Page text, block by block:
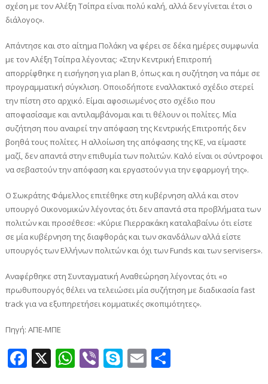
σχέση με τον Αλέξη Τσίπρα είναι πολύ καλή, αλλά δεν γίνεται έτσι ο
διάλογος».
Απάντησε και στο αίτημα Πολάκη να φέρει σε δέκα ημέρες συμφωνία
με τον Αλέξη Τσίπρα λέγοντας: «Στην Κεντρική Επιτροπή
απορρίφθηκε η εισήγηση για plan B, όπως και η συζήτηση να πάμε σε
προγραμματική σύγκλιση. Οποιοδήποτε εναλλακτικό σχέδιο στερεί
την πίστη στο αρχικό. Είμαι αφοσιωμένος στο σχέδιο που
αποφασίσαμε και αντιλαμβάνομαι και τι θέλουν οι πολίτες. Μία
συζήτηση που αναιρεί την απόφαση της Κεντρικής Επιτροπής δεν
βοηθά τους πολίτες. Η αλλοίωση της απόφασης της ΚΕ, να είμαστε
μαζί, δεν απαντά στην επιθυμία των πολιτών. Καλό είναι οι σύντροφοι
να σεβαστούν την απόφαση και εργαστούν για την εφαρμογή της».
Ο Σωκράτης Φάμελλος επιτέθηκε στη κυβέρνηση αλλά και στον
υπουργό Οικονομικών λέγοντας ότι δεν απαντά στα προβλήματα των
πολιτών και προσέθεσε: «Κύριε Πιερρακάκη καταλαβαίνω ότι είστε
σε μία κυβέρνηση της διαφθοράς και των σκανδάλων αλλά είστε
υπουργός των Ελλήνων πολιτών και όχι των Funds και των servisers».
Αναφέρθηκε στη Συνταγματική Αναθεώρηση λέγοντας ότι «ο
πρωθυπουργός θέλει να τελειώσει μία συζήτηση με διαδικασία fast
track για να εξυπηρετήσει κομματικές σκοπιμότητες».
Πηγή: ΑΠΕ-ΜΠΕ
Facebook
X WhatsApp
ViberSkype
Email